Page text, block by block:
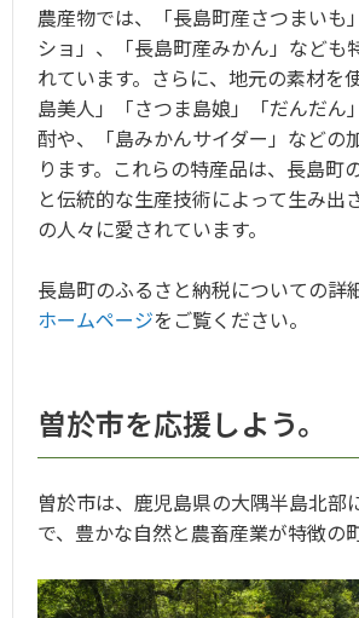
農産物では、「長島町産さつまいも
ショ」、「長島町産みかん」なども
れています。さらに、地元の素材を
島美人」「さつま島娘」「だんだん
酎や、「島みかんサイダー」などの
ります。これらの特産品は、長島町
と伝統的な生産技術によって生み出
の人々に愛されています。
長島町のふるさと納税についての詳
ホームページをご覧ください。
曽於市を応援しよう。
曽於市は、鹿児島県の大隅半島北部
で、豊かな自然と農畜産業が特徴の